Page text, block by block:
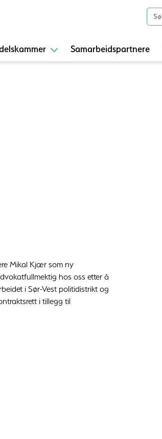
Samarbeidspartnere
Mikal Kjær som ny
hos oss etter å
i Sør-Vest politidistrikt og
i tillegg til